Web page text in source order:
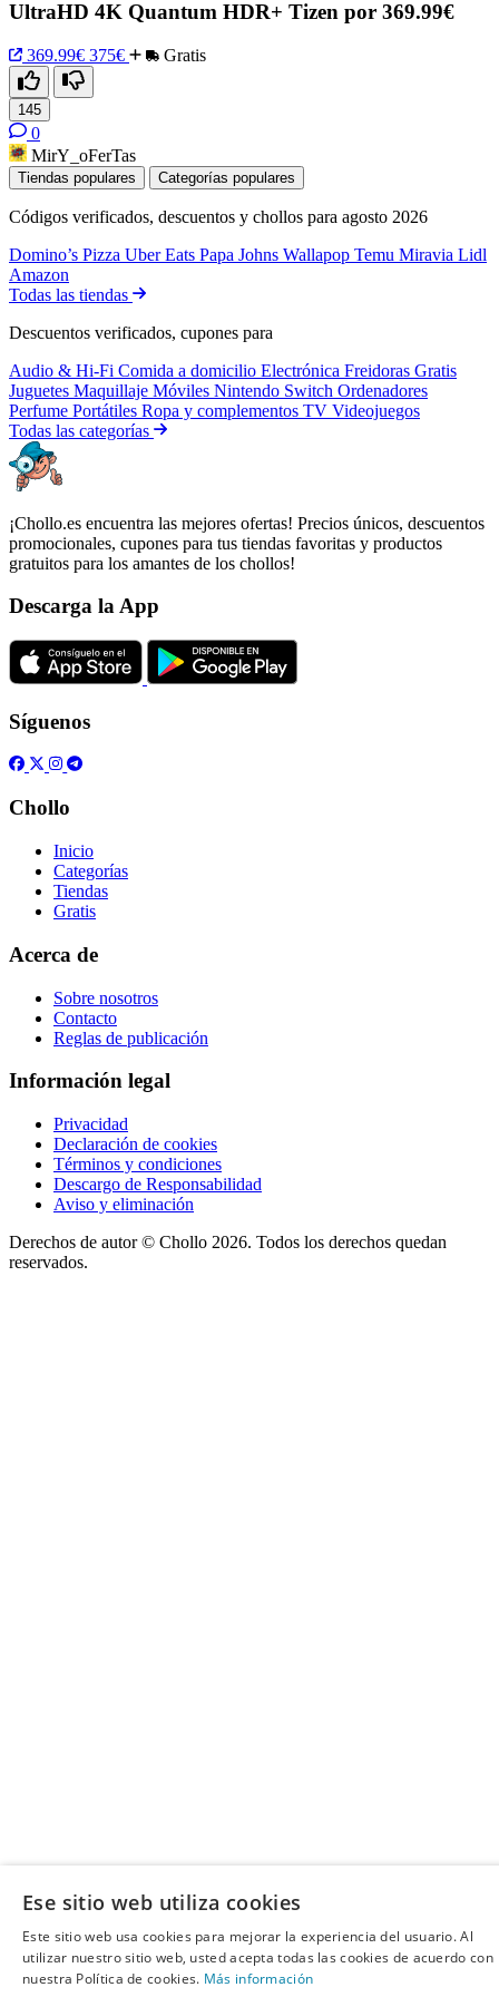
UltraHD 4K Quantum HDR+ Tizen por 369.99€
369.99€ 375€ Gratis
145
0
MirY_oFerTas
Tiendas populares Categorías populares
Códigos verificados, descuentos y chollos para agosto 2026
Domino’s Pizza Uber Eats Papa Johns Wallapop Temu Miravia Lidl
Amazon
Todas las tiendas
Descuentos verificados, cupones para
Audio & Hi-Fi Comida a domicilio Electrónica Freidoras Gratis
Juguetes Maquillaje Móviles Nintendo Switch Ordenadores
Perfume Portátiles Ropa y complementos TV Videojuegos
Todas las categorías
¡Chollo.es encuentra las mejores ofertas! Precios únicos, descuentos
promocionales, cupones para tus tiendas favoritas y productos
gratuitos para los amantes de los chollos!
Descarga la App
Síguenos
Chollo
Inicio
Categorías
Tiendas
Gratis
Acerca de
Sobre nosotros
Contacto
Reglas de publicación
Información legal
Privacidad
Declaración de cookies
Términos y condiciones
Descargo de Responsabilidad
Aviso y eliminación
Derechos de autor © Chollo 2026. Todos los derechos quedan
reservados.
Ese sitio web utiliza cookies
Este sitio web usa cookies para mejorar la experiencia del usuario. Al
utilizar nuestro sitio web, usted acepta todas las cookies de acuerdo con
nuestra Política de cookies. Más información